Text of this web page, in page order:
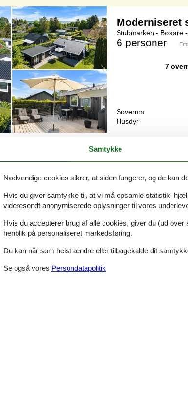
Moderniseret
Stubmarken - Bøsøre
6 personer
7
Soverum
Husdyr
med flere skønne terrassearealer omkring huset.Her
solen og hvor der er læ på blæsende dage.Blot 500 m i
Hyggeligt
6 personer
7
tæt på stranden i dette indbydende feriehus.Huset
indgyder en hjemlig atmosfære. Tilbered lækre
Samtykke
Nødvendige cookies sikrer, at siden fungerer, og de kan
Hvis du giver samtykke til, at vi må opsamle statistik,
videresendt anonymiserede oplysninger til vores
Hvis du accepterer brug af alle cookies, giver du (ud
henblik på personaliseret markedsføring.
Du kan når som helst ændre eller tilbagekalde dit
Se også vores Persondatapolitik